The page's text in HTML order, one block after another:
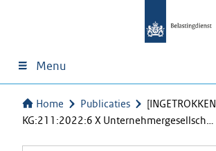
Menu
Home Publicaties
KG:211:2022:6 X Unternehmergesellsch…